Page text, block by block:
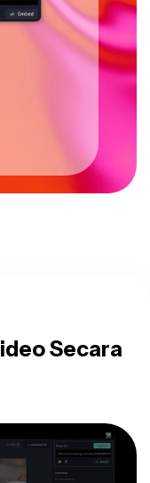
Secara